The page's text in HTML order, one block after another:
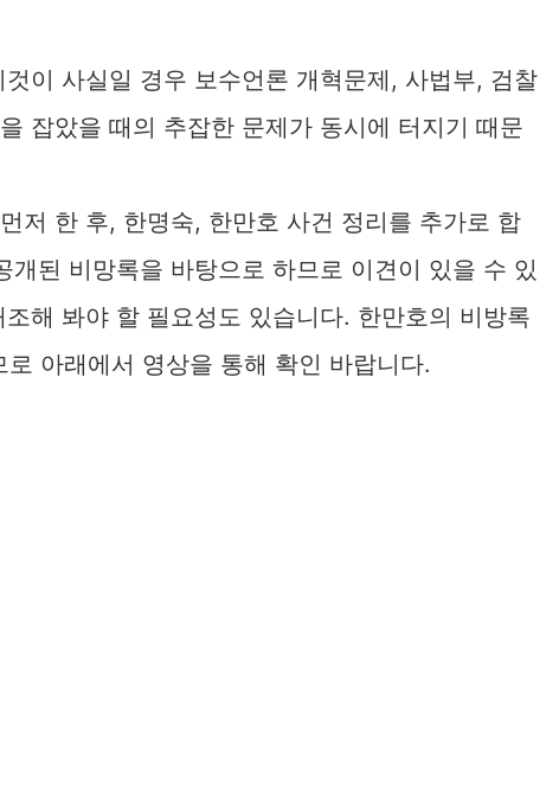
이 사실일 경우 보수언론 개혁문제, 사법부, 검찰
잡았을 때의 추잡한 문제가 동시에 터지기 때문
저 한 후, 한명숙, 한만호 사건 정리를 추가로 합
개된 비망록을 바탕으로 하므로 이견이 있을 수 있
해 봐야 할 필요성도 있습니다. 한만호의 비방록
아래에서 영상을 통해 확인 바랍니다.